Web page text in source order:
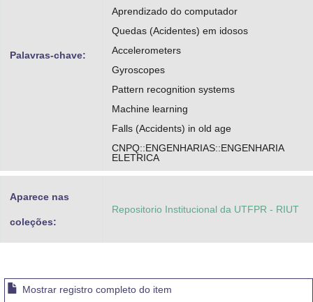
Palavras-chave:
Aprendizado do computador
Quedas (Acidentes) em idosos
Accelerometers
Gyroscopes
Pattern recognition systems
Machine learning
Falls (Accidents) in old age
CNPQ::ENGENHARIAS::ENGENHARIA
ELETRICA
Aparece nas
coleções:
Repositorio Institucional da UTFPR - RIUT
Mostrar registro completo do item